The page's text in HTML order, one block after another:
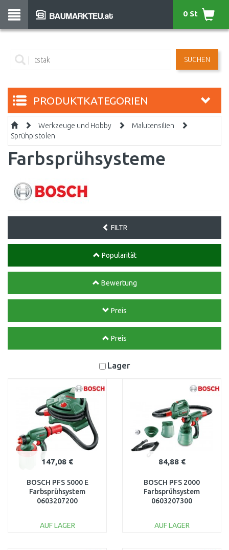
SUCHEN
0 St
PRODUKTKATEGORIEN
Werkzeuge und Hobby
Malutensilien
Sprühpistolen
Farbsprühsysteme
FILTR
Popularität
Bewertung
Preis
Preis
Lager
147,08 €
BOSCH PFS 5000 E
Farbsprühsystem
0603207200
AUF LAGER
84,88 €
BOSCH PFS 2000
Farbsprühsystem
0603207300
AUF LAGER